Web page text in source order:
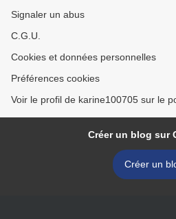
Signaler un abus
C.G.U.
Cookies et données personnelles
Préférences cookies
Voir le profil de karine100705 sur le
Créer un blog sur
Créer un